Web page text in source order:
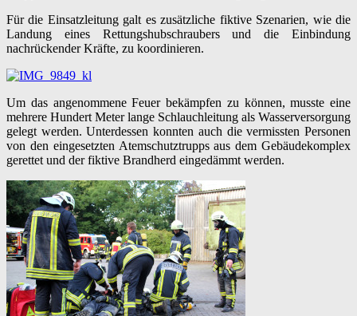
Für die Einsatzleitung galt es zusätzliche fiktive Szenarien, wie die
Landung eines Rettungshubschraubers und die Einbindung
nachrückender Kräfte, zu koordinieren.
Um das angenommene Feuer bekämpfen zu können, musste eine
mehrere Hundert Meter lange Schlauchleitung als Wasserversorgung
gelegt werden. Unterdessen konnten auch die vermissten Personen
von den eingesetzten Atemschutztrupps aus dem Gebäudekomplex
gerettet und der fiktive Brandherd eingedämmt werden.